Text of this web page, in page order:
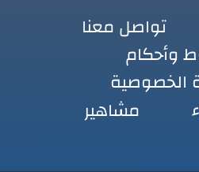
تواصل معنا
وأحكام
الخصوصية
مشاهير